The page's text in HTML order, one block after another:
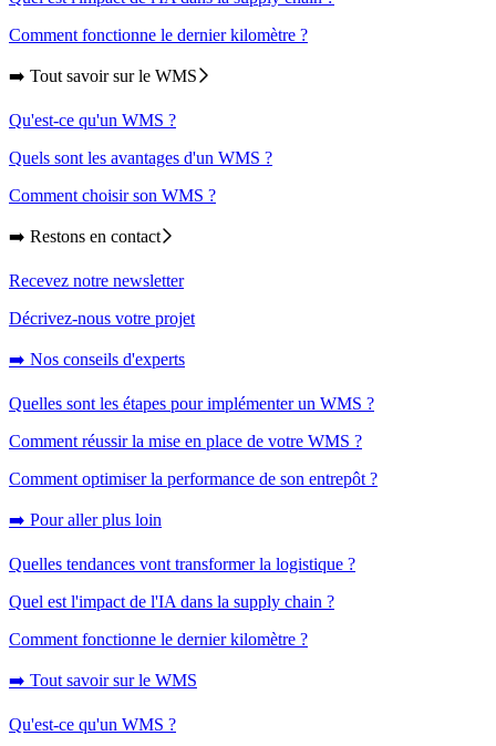
Comment fonctionne le dernier kilomètre ?
➡️ Tout savoir sur le WMS
Qu'est-ce qu'un WMS ?
Quels sont les avantages d'un WMS ?
Comment choisir son WMS ?
➡️ Restons en contact
Recevez notre newsletter
Décrivez-nous votre projet
➡️ Nos conseils d'experts
Quelles sont les étapes pour implémenter un WMS ?
Comment réussir la mise en place de votre WMS ?
Comment optimiser la performance de son entrepôt ?
➡️ Pour aller plus loin
Quelles tendances vont transformer la logistique ?
Quel est l'impact de l'IA dans la supply chain ?
Comment fonctionne le dernier kilomètre ?
➡️ Tout savoir sur le WMS
Qu'est-ce qu'un WMS ?